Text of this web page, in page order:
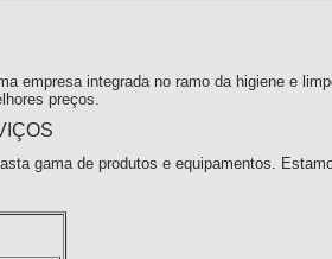
empresa integrada no ramo da higiene e
preços.
gama de produtos e equipamentos.